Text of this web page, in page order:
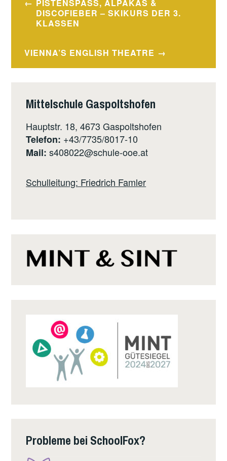
PISTENSPASS, ALPAKAS & D
ISCOFIEBER – SKIKURS DER 3. K
LASSEN
VIENNA’S ENGLISH THEATRE
Mittelschule Gaspoltshofen
Hauptstr. 18, 4673 Gaspoltshofen
Telefon: +43/7735/8017-10
Mail: s408022@schule-ooe.at
Schulleitung: Friedrich Famler
Probleme bei SchoolFox?